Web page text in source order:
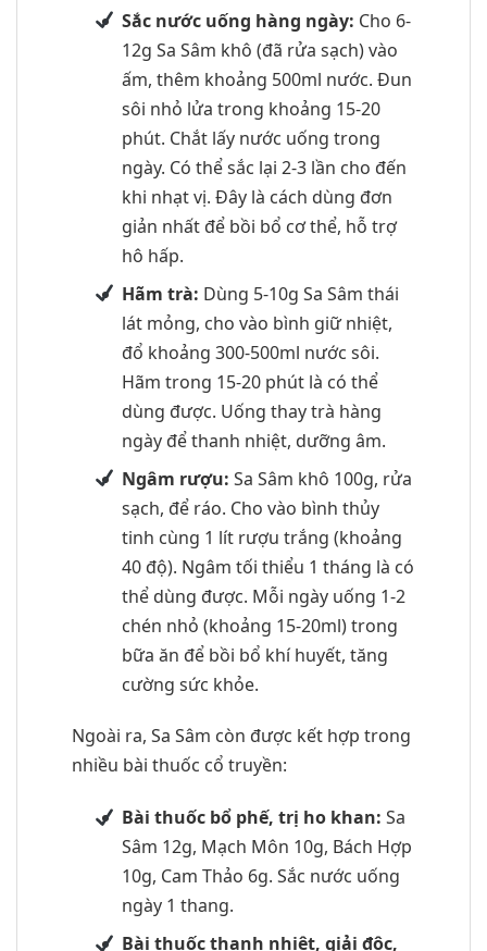
Sắc nước uống hàng ngày: Cho 6-
12g Sa Sâm khô (đã rửa sạch) vào
ấm, thêm khoảng 500ml nước. Đun
sôi nhỏ lửa trong khoảng 15-20
phút. Chắt lấy nước uống trong
ngày. Có thể sắc lại 2-3 lần cho đến
khi nhạt vị. Đây là cách dùng đơn
giản nhất để bồi bổ cơ thể, hỗ trợ
hô hấp.
Hãm trà: Dùng 5-10g Sa Sâm thái
lát mỏng, cho vào bình giữ nhiệt,
đổ khoảng 300-500ml nước sôi.
Hãm trong 15-20 phút là có thể
dùng được. Uống thay trà hàng
ngày để thanh nhiệt, dưỡng âm.
Ngâm rượu: Sa Sâm khô 100g, rửa
sạch, để ráo. Cho vào bình thủy
tinh cùng 1 lít rượu trắng (khoảng
40 độ). Ngâm tối thiểu 1 tháng là có
thể dùng được. Mỗi ngày uống 1-2
chén nhỏ (khoảng 15-20ml) trong
bữa ăn để bồi bổ khí huyết, tăng
cường sức khỏe.
Ngoài ra, Sa Sâm còn được kết hợp trong
nhiều bài thuốc cổ truyền:
Bài thuốc bổ phế, trị ho khan: Sa
Sâm 12g, Mạch Môn 10g, Bách Hợp
10g, Cam Thảo 6g. Sắc nước uống
ngày 1 thang.
Bài thuốc thanh nhiệt, giải độc,